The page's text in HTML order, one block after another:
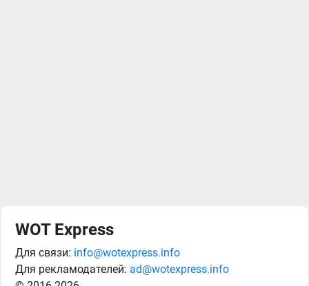
WOT Express
Для связи: info@wotexpress.info
Для рекламодателей: ad@wotexpress.info